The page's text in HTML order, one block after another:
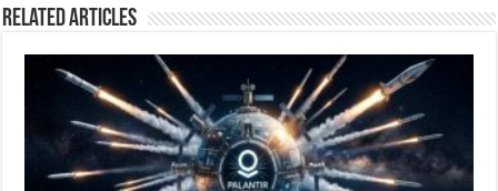
Related Articles